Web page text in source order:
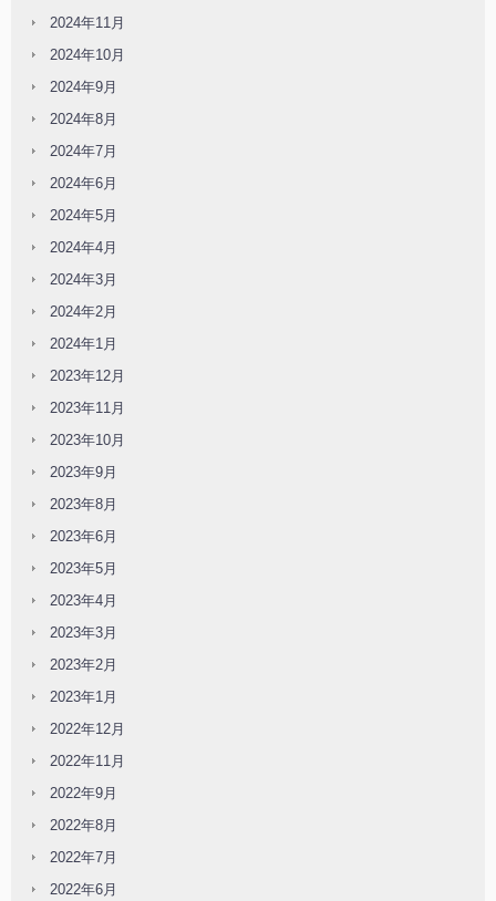
2024年11月
2024年10月
2024年9月
2024年8月
2024年7月
2024年6月
2024年5月
2024年4月
2024年3月
2024年2月
2024年1月
2023年12月
2023年11月
2023年10月
2023年9月
2023年8月
2023年6月
2023年5月
2023年4月
2023年3月
2023年2月
2023年1月
2022年12月
2022年11月
2022年9月
2022年8月
2022年7月
2022年6月